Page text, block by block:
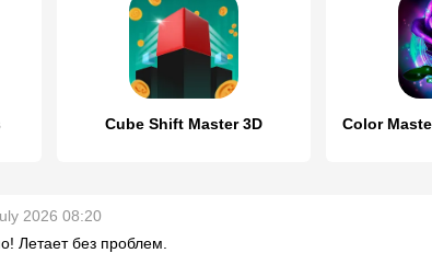
Cube Shift Master 3D
2026 08:20
Летает без проблем.